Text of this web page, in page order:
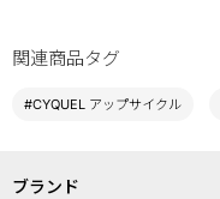
関連商品タグ
#CYQUEL アップサイクル
ブランド